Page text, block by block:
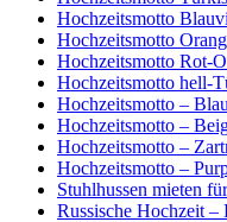
Hochzeitsmotto
Hochzeitsmotto
Hochzeitsmotto Rot-
Hochzeitsmotto hell-
Hochzeitsmotto –
Hochzeitsmotto –
Hochzeitsmotto –
Hochzeitsmotto –
Stuhlhussen mieten
Russische Hochzeit